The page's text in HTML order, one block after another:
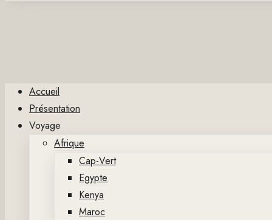
Accueil
Présentation
Voyage
Afrique
Cap-Vert
Egypte
Kenya
Maroc